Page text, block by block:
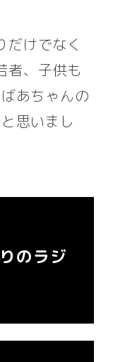
だけでなく
者、子供も
あちゃんの
思いまし
のラジ